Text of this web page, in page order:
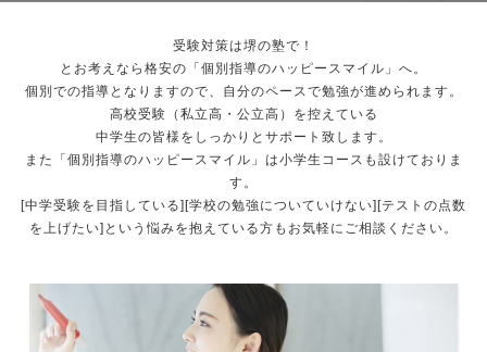
受験対策は堺の塾で！
とお考えなら格安の「個別指導のハッピースマイル」へ。
個別での指導となりますので、自分のペースで勉強が進められます。
高校受験（私立高・公立高）を控えている
中学生の皆様をしっかりとサポート致します。
また「個別指導のハッピースマイル」は小学生コースも設けておりま
す。
[中学受験を目指している][学校の勉強についていけない][テストの点数
を上げたい]という悩みを抱えている方もお気軽にご相談ください。